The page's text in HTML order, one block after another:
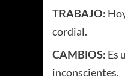
TRABAJO:
cordial.
CAMBIOS: Es
inconscientes.